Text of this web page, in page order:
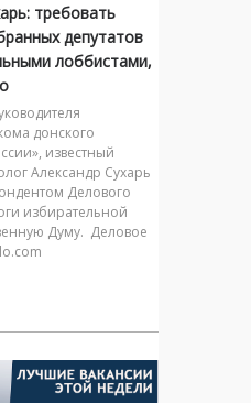
требовать
депутатов
лоббистами,
донского
известный
Александр Сухарь
Делового
избирательной
Думу. Деловое